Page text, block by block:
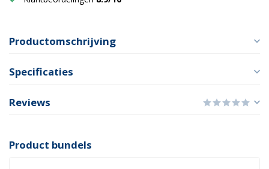
Productomschrijving
Specificaties
Reviews
Product bundels